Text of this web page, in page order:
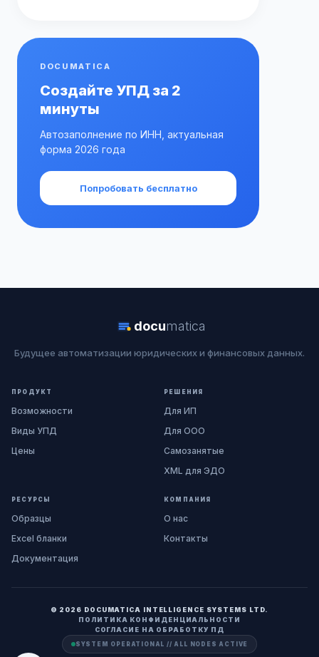
DOCUMATICA
Создайте УПД за 2
минуты
Автозаполнение по ИНН, актуальная
форма 2026 года
Попробовать бесплатно
documatica
Будущее автоматизации юридических и финансовых данных.
ПРОДУКТ
Возможности
Виды УПД
Цены
РЕШЕНИЯ
Для ИП
Для ООО
Самозанятые
XML для ЭДО
РЕСУРСЫ
Образцы
Excel бланки
Документация
КОМПАНИЯ
О нас
Контакты
© 2026 DOCUMATICA INTELLIGENCE SYSTEMS LTD.
ПОЛИТИКА КОНФИДЕНЦИАЛЬНОСТИ
СОГЛАСИЕ НА ОБРАБОТКУ ПД
SYSTEM OPERATIONAL // ALL NODES ACTIVE